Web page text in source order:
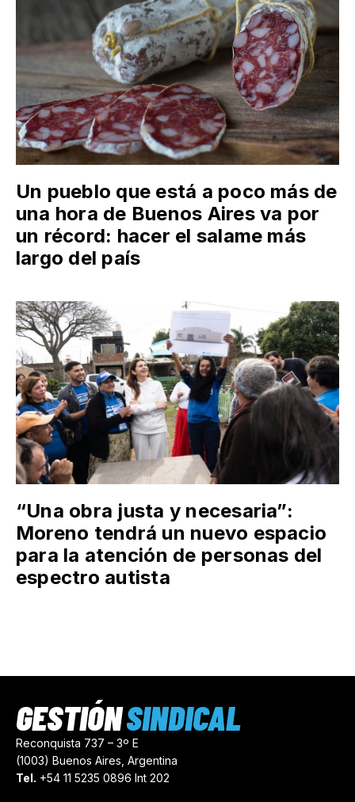
Un pueblo que está a poco más de
una hora de Buenos Aires va por
un récord: hacer el salame más
largo del país
“Una obra justa y necesaria”:
Moreno tendrá un nuevo espacio
para la atención de personas del
espectro autista
Reconquista 737 – 3º E
(1003) Buenos Aires, Argentina
Tel. +54 11 5235 0896 Int 202
GESTIÓNSINDICAL